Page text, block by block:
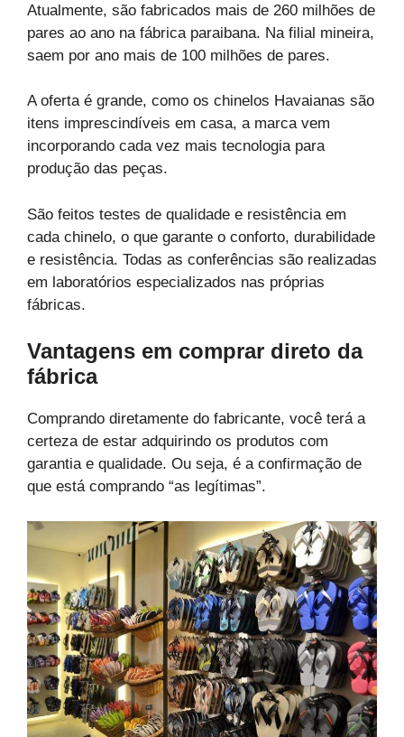
Atualmente, são fabricados mais de 260 milhões de
pares ao ano na fábrica paraibana. Na filial mineira,
saem por ano mais de 100 milhões de pares.
A oferta é grande, como os chinelos Havaianas são
itens imprescindíveis em casa, a marca vem
incorporando cada vez mais tecnologia para
produção das peças.
São feitos testes de qualidade e resistência em
cada chinelo, o que garante o conforto, durabilidade
e resistência. Todas as conferências são realizadas
em laboratórios especializados nas próprias
fábricas.
Vantagens em comprar direto da
fábrica
Comprando diretamente do fabricante, você terá a
certeza de estar adquirindo os produtos com
garantia e qualidade. Ou seja, é a confirmação de
que está comprando “as legítimas”.